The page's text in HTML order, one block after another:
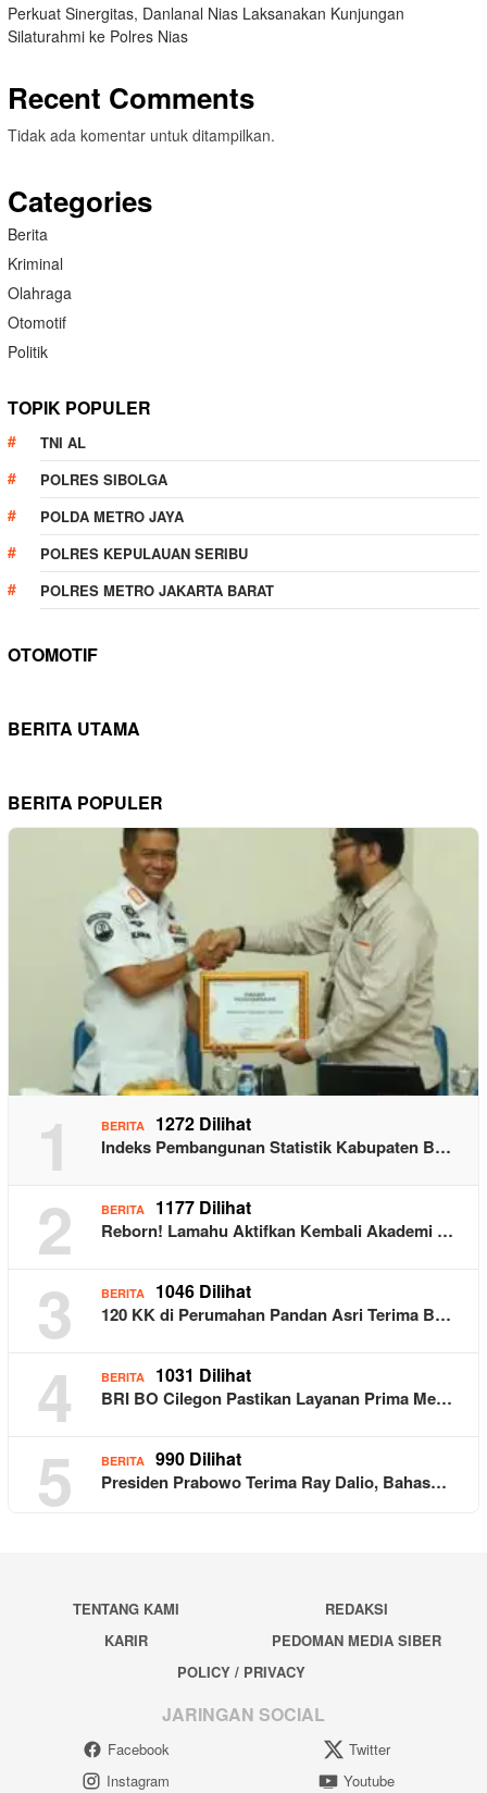
Perkuat Sinergitas, Danlanal Nias Laksanakan Kunjungan
Silaturahmi ke Polres Nias
Recent Comments
Tidak ada komentar untuk ditampilkan.
Categories
Berita
Kriminal
Olahraga
Otomotif
Politik
TOPIK POPULER
TNI AL
POLRES SIBOLGA
POLDA METRO JAYA
POLRES KEPULAUAN SERIBU
POLRES METRO JAKARTA BARAT
OTOMOTIF
BERITA UTAMA
BERITA POPULER
1 BERITA 1272 Dilihat
Indeks Pembangunan Statistik Kabupaten B…
2 BERITA 1177 Dilihat
Reborn! Lamahu Aktifkan Kembali Akademi …
3 BERITA 1046 Dilihat
120 KK di Perumahan Pandan Asri Terima B…
4 BERITA 1031 Dilihat
BRI BO Cilegon Pastikan Layanan Prima Me…
5 BERITA 990 Dilihat
Presiden Prabowo Terima Ray Dalio, Bahas…
TENTANG KAMI
REDAKSI
KARIR
PEDOMAN MEDIA SIBER
POLICY / PRIVACY
JARINGAN SOCIAL
Facebook
Twitter
Instagram
Youtube